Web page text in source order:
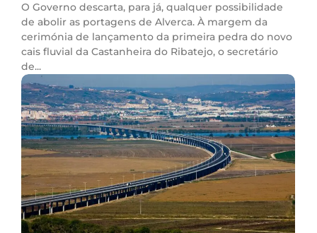
O Governo descarta, para já, qualquer possibilidade
de abolir as portagens de Alverca. À margem da
cerimónia de lançamento da primeira pedra do novo
cais fluvial da Castanheira do Ribatejo, o secretário
de...